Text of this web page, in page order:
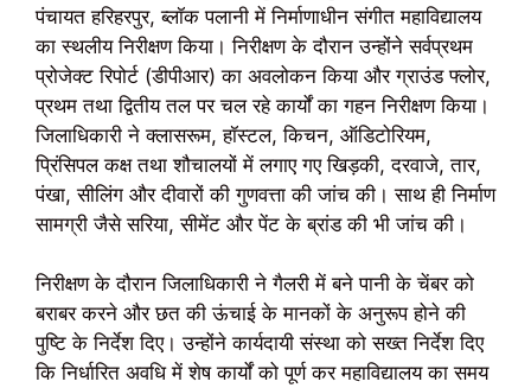
पंचायत हरिहरपुर, ब्लॉक पलानी में निर्माणाधीन संगीत महाविद्यालय
का स्थलीय निरीक्षण किया। निरीक्षण के दौरान उन्होंने सर्वप्रथम
प्रोजेक्ट रिपोर्ट (डीपीआर) का अवलोकन किया और ग्राउंड फ्लोर,
प्रथम तथा द्वितीय तल पर चल रहे कार्यों का गहन निरीक्षण किया।
जिलाधिकारी ने क्लासरूम, हॉस्टल, किचन, ऑडिटोरियम,
प्रिंसिपल कक्ष तथा शौचालयों में लगाए गए खिड़की, दरवाजे, तार,
पंखा, सीलिंग और दीवारों की गुणवत्ता की जांच की। साथ ही निर्माण
सामग्री जैसे सरिया, सीमेंट और पेंट के ब्रांड की भी जांच की।
निरीक्षण के दौरान जिलाधिकारी ने गैलरी में बने पानी के चेंबर को
बराबर करने और छत की ऊंचाई के मानकों के अनुरूप होने की
पुष्टि के निर्देश दिए। उन्होंने कार्यदायी संस्था को सख्त निर्देश दिए
कि निर्धारित अवधि में शेष कार्यों को पूर्ण कर महाविद्यालय का समय